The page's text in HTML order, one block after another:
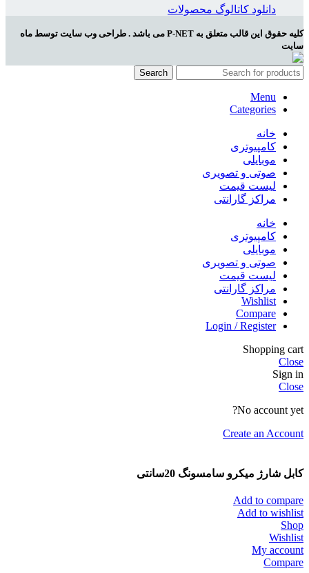
دانلود کاتالوگ محصولات
کلیه حقوق این قالب متعلق به P-NET می باشد . طراحی وب سایت توسط ماه
سایت
Search
Menu
Categories
خانه
کامپیوتری
موبایلی
صوتی و تصویری
لیست قیمت
مراکز گارانتی
خانه
کامپیوتری
موبایلی
صوتی و تصویری
لیست قیمت
مراکز گارانتی
Wishlist
Compare
Login / Register
Shopping cart
Close
Sign in
Close
No account yet?
Create an Account
کابل شارژ میکرو سامسونگ 20سانتی
Add to compare
Add to wishlist
Shop
Wishlist
My account
Compare